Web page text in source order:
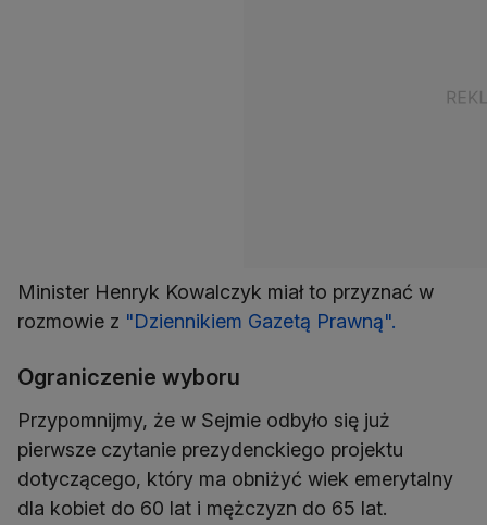
Minister Henryk Kowalczyk miał to przyznać w
rozmowie z "Dziennikiem Gazetą Prawną".
Ograniczenie wyboru
Przypomnijmy, że w Sejmie odbyło się już
pierwsze czytanie prezydenckiego projektu
dotyczącego, który ma obniżyć wiek emerytalny
dla kobiet do 60 lat i mężczyzn do 65 lat.